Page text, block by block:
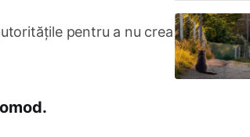
pentru a nu crea